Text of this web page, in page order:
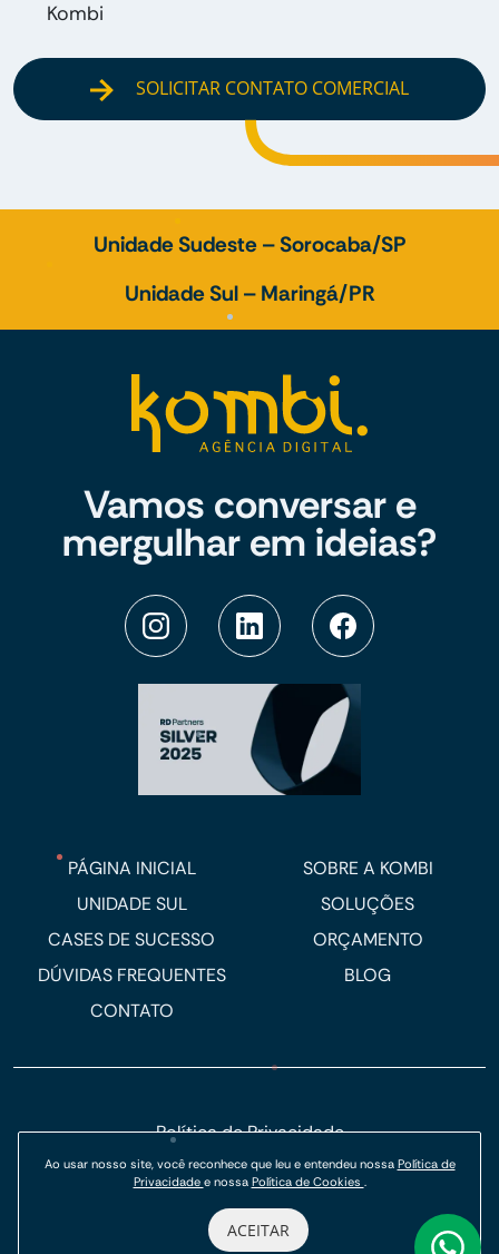
Kombi
SOLICITAR CONTATO COMERCIAL
Unidade Sudeste – Sorocaba/SP
Unidade Sul – Maringá/PR
Vamos conversar e
mergulhar em ideias?
PÁGINA INICIAL
SOBRE A KOMBI
UNIDADE SUL
SOLUÇÕES
CASES DE SUCESSO
ORÇAMENTO
DÚVIDAS FREQUENTES
BLOG
CONTATO
Política de Privacidade
Política de Cookies
© Kombi Agência Digital 2026.
Ao usar nosso site, você reconhece que leu e entendeu nossa Política de
Privacidade e nossa Política de Cookies .
ACEITAR